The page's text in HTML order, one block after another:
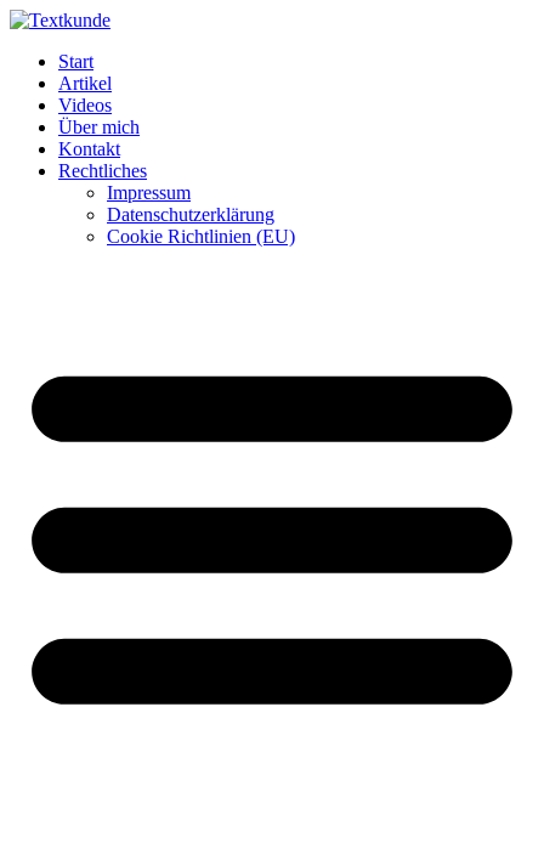
Zum
wechseln
Start
Artikel
Videos
Über mich
Kontakt
Rechtliches
Impressum
Datenschutzerklärung
Cookie Richtlinien (EU)